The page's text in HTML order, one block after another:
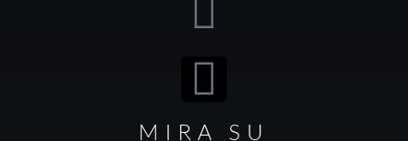
MIRA SU